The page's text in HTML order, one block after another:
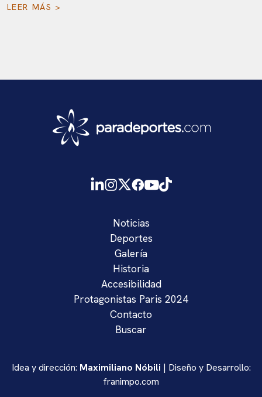
LEER MÁS >
Noticias
Deportes
Galería
Historia
Accesibilidad
Protagonistas Paris 2024
Contacto
Buscar
Idea y dirección: Maximiliano Nóbili | Diseño y Desarrollo:
franimpo.com